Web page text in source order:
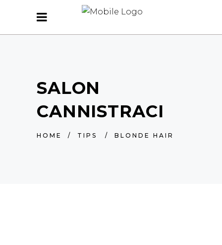
SALON
CANNISTRACI
HOME / TIPS / BLONDE HAIR